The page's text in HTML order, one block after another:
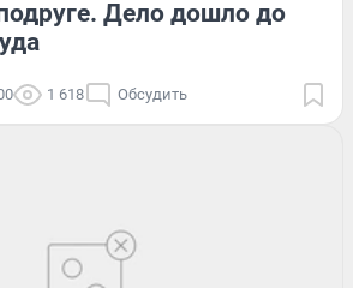
Дело дошло до
1 618 Обсудить